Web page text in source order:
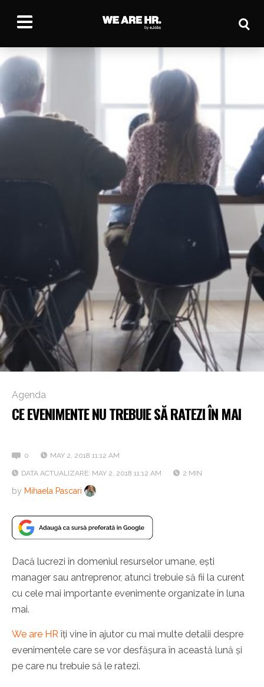
Agenda
CE EVENIMENTE NU TREBUIE SĂ RATEZI ÎN MAI
0 MAY 2, 2018 11:12 AM
DATA ACTUALIZARE: MAY 2, 2018 11:12 AM 2 MIN
by Mihaela Pascari
Dacă lucrezi în domeniul resurselor umane, ești
manager sau antreprenor, atunci trebuie să fii la curent
cu cele mai importante evenimente organizate în luna
mai.
We are HRîți vine în ajutor cu mai multe detalii despre
evenimentele care se vor desfășura în această lună și
pe care nu trebuie să le ratezi.